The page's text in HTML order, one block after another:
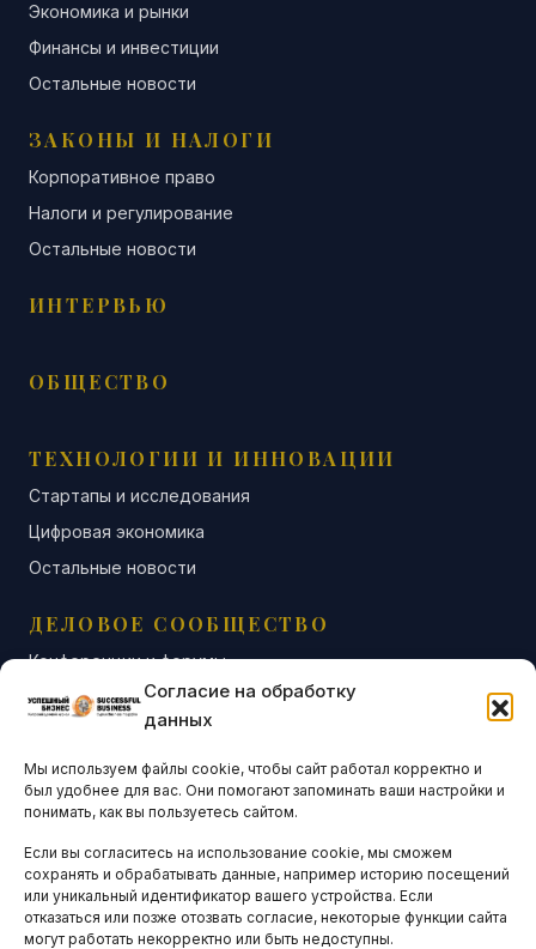
Согласие на обработку
данных
Мы используем файлы cookie, чтобы сайт работал корректно и
был удобнее для вас. Они помогают запоминать ваши настройки и
понимать, как вы пользуетесь сайтом.
Если вы согласитесь на использование cookie, мы сможем
сохранять и обрабатывать данные, например историю посещений
или уникальный идентификатор вашего устройства. Если
отказаться или позже отозвать согласие, некоторые функции сайта
могут работать некорректно или быть недоступны.
Экономика и рынки
Финансы и инвестиции
Остальные новости
ЗАКОНЫ И НАЛОГИ
Корпоративное право
Налоги и регулирование
Остальные новости
ИНТЕРВЬЮ
ОБЩЕСТВО
ТЕХНОЛОГИИ И ИННОВАЦИИ
Стартапы и исследования
Цифровая экономика
Остальные новости
ДЕЛОВОЕ СООБЩЕСТВО
Конференции и форумы
Бизнес-клубы и ассоциации
Остальные новости
АНАЛИТИКА И СТАТИСТИКА
ARTICLES IN ENGLISH
НАВИГАЦИЯ